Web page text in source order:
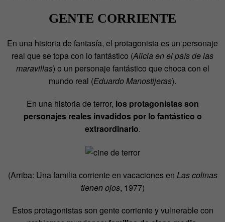
GENTE CORRIENTE
En una historia de fantasía, el protagonista es un personaje
real que se topa con lo fantástico (Alicia en el país de las
maravillas) o un personaje fantástico que choca con el
mundo real (Eduardo Manostijeras).
En una historia de terror, los protagonistas son
personajes reales invadidos por lo fantástico o
extraordinario.
(Arriba: Una familia corriente en vacaciones en Las colinas
tienen ojos, 1977)
Estos protagonistas son gente corriente y vulnerable con